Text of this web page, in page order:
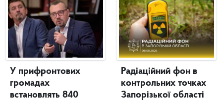
У прифронтових
громадах
встановлять 840
Радіаційний фон в
контрольних точках
Запорізької області